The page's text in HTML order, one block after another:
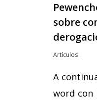
sobre
Artículos
A
word